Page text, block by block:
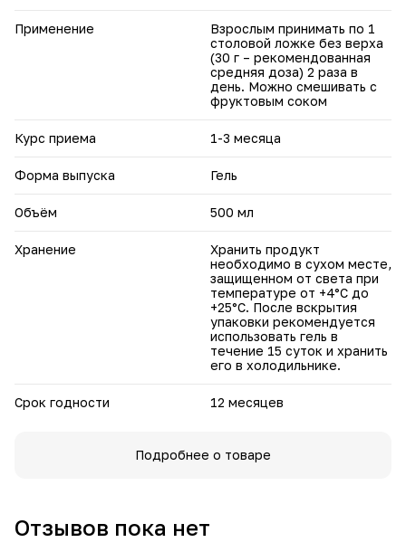
Применение
Взрослым принимать по 1
столовой ложке без верха
(30 г – рекомендованная
средняя доза) 2 раза в
день. Можно смешивать с
фруктовым соком
Курс приема 1-3 месяца
Форма выпуска Гель
Объём 500 мл
Хранение
Хранить продукт
необходимо в сухом месте,
защищенном от света при
температуре от +4°C до
+25°C. После вскрытия
упаковки рекомендуется
использовать гель в
течение 15 суток и хранить
его в холодильнике.
Срок годности 12 месяцев
Подробнее о товаре
Отзывов пока нет